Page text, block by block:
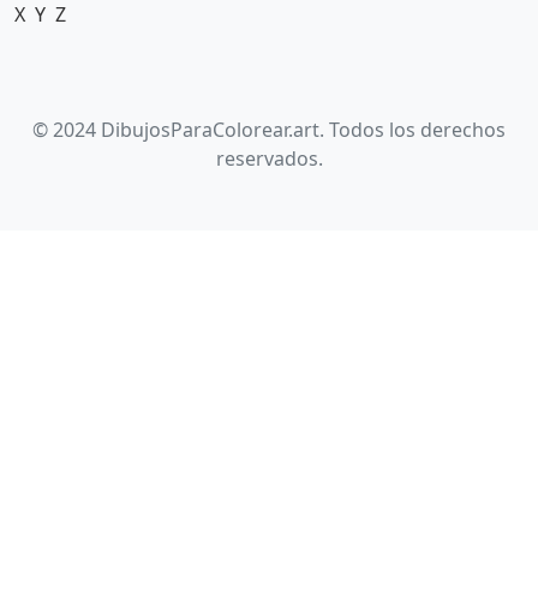
X Y Z
© 2024 DibujosParaColorear.art. Todos los derechos
reservados.